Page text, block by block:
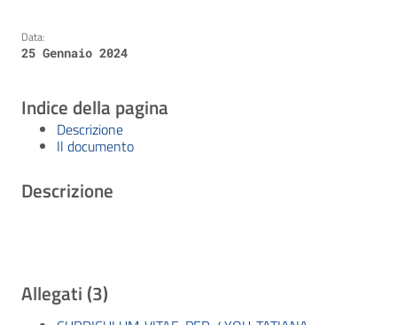
Data:
25 Gennaio 2024
Indice della pagina
Descrizione
Il documento
Descrizione
Allegati (3)